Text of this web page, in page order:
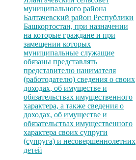
муниципального района
Балтачевский район Республики
Башкортостан, при назначении
на которые граждане и при
замещении которых
муниципальные служащие
обязаны представлять
представителю нанимателя
(работодателю) сведения о своих
доходах, об имуществе и
обязательствах имущественного
характера, а также сведения о
доходах, об имуществе и
обязательствах имущественного
характера своих супруги
(супруга) и несовершеннолетних
детей